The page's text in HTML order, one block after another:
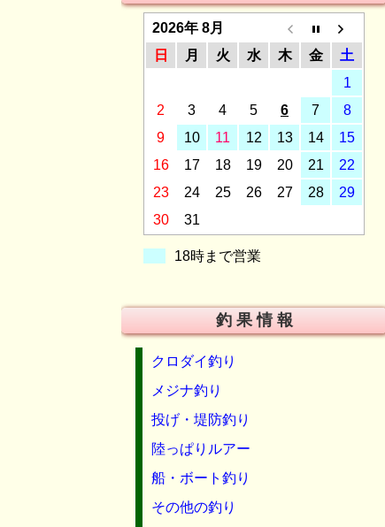
2026年 8月
日
月 火 水 木 金
土
1
2
3 4 5 6 7
8
9
10 11 12 13 14
15
16
17 18 19 20 21
22
23
24 25 26 27 28
29
30
31
18時まで営業
釣 果 情 報
クロダイ釣り
メジナ釣り
投げ・堤防釣り
陸っぱりルアー
船・ボート釣り
その他の釣り